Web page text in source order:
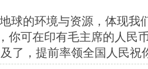
球的环境与资源，体现我
你可在印有毛主席的人民
了，提前率领全国人民祝